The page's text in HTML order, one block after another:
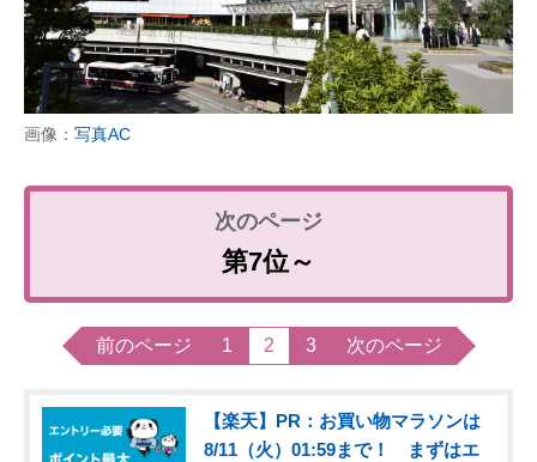
画像： 写真AC
第7位～
前のページ 1 2 3 次のページ
【楽天】PR：お買い物マラソンは
8/11（火）01:59まで！ まずはエ